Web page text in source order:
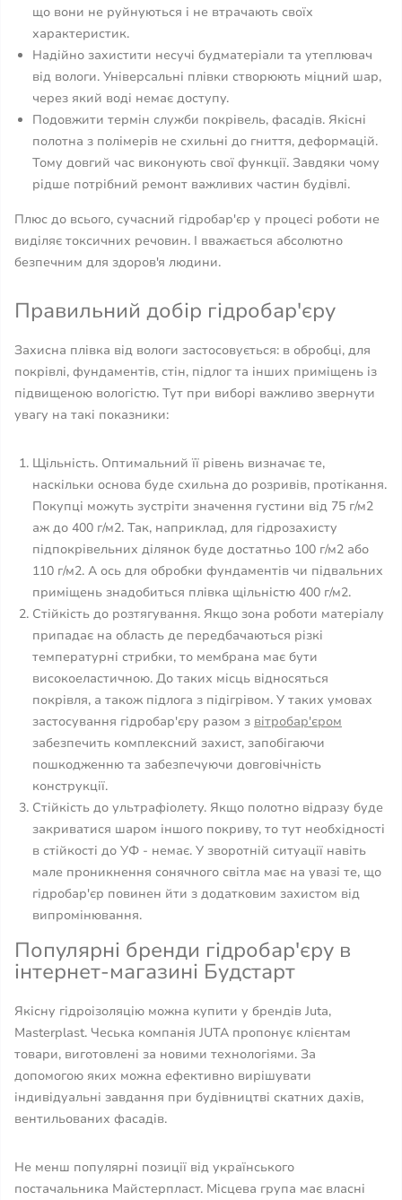
що вони не руйнуються і не втрачають своїх
характеристик.
Надійно захистити несучі будматеріали та утеплювач
від вологи. Універсальні плівки створюють міцний шар,
через який воді немає доступу.
Подовжити термін служби покрівель, фасадів. Якісні
полотна з полімерів не схильні до гниття, деформацій.
Тому довгий час виконують свої функції. Завдяки чому
рідше потрібний ремонт важливих частин будівлі.
Плюс до всього, сучасний гідробар'єр у процесі роботи не
виділяє токсичних речовин. І вважається абсолютно
безпечним для здоров'я людини.
Правильний добір гідробар'єру
Захисна плівка від вологи застосовується: в обробці, для
покрівлі, фундаментів, стін, підлог та інших приміщень із
підвищеною вологістю. Тут при виборі важливо звернути
увагу на такі показники:
Щільність. Оптимальний її рівень визначає те,
наскільки основа буде схильна до розривів, протікання.
Покупці можуть зустріти значення густини від 75 г/м2
аж до 400 г/м2. Так, наприклад, для гідрозахисту
підпокрівельних ділянок буде достатньо 100 г/м2 або
110 г/м2. А ось для обробки фундаментів чи підвальних
приміщень знадобиться плівка щільністю 400 г/м2.
Стійкість до розтягування. Якщо зона роботи матеріалу
припадає на область де передбачаються різкі
температурні стрибки, то мембрана має бути
високоеластичною. До таких місць відносяться
покрівля, а також підлога з підігрівом. У таких умовах
застосування гідробар'єру разом з вітробар'єром
забезпечить комплексний захист, запобігаючи
пошкодженню та забезпечуючи довговічність
конструкції.
Стійкість до ультрафіолету. Якщо полотно відразу буде
закриватися шаром іншого покриву, то тут необхідності
в стійкості до УФ - немає. У зворотній ситуації навіть
мале проникнення сонячного світла має на увазі те, що
гідробар'єр повинен йти з додатковим захистом від
випромінювання.
Популярні бренди гідробар'єру в
інтернет-магазині Будстарт
Якісну гідроізоляцію можна купити у брендів Juta,
Masterplast. Чеська компанія JUTA пропонує клієнтам
товари, виготовлені за новими технологіями. За
допомогою яких можна ефективно вирішувати
індивідуальні завдання при будівництві скатних дахів,
вентильованих фасадів.
Не менш популярні позиції від українського
постачальника Майстерпласт. Місцева група має власні